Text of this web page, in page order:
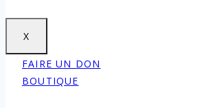
X
FAIRE UN DON
BOUTIQUE